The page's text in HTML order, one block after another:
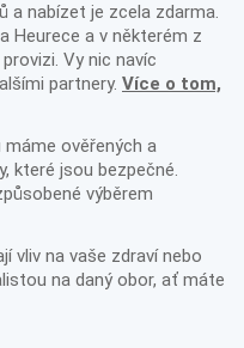
a nabízet je zcela zdarma.
Heurece a v některém z
Vy nic navíc
partnery. Více o tom,
ověřených a
které jsou bezpečné.
výběrem
vliv na vaše zdraví nebo
na daný obor, ať máte